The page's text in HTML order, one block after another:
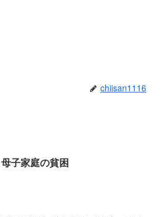
chiisan1116
母子家庭の貧困